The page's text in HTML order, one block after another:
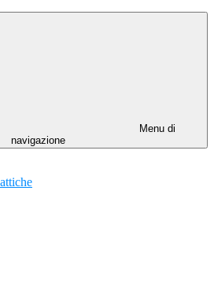
Menu di
navigazione